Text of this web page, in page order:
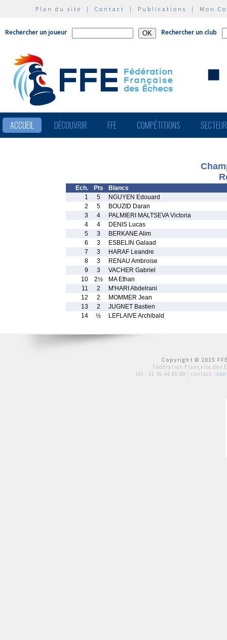
Plan du site | Contact | Publications | Mon
Rechercher un joueur Rechercher un club
ACCUEIL DÉCOUVRIR FFE COMPÉTITIONS
Ech. Pts
Blancs
1
5
NGUYEN Edouard
2
5
BOUZID Daran
3
4
PALMIERI MALTSEVA Victoria
4
4
DENIS Lucas
5
3
BERKANE Alim
6
3
ESBELIN Galaad
7
3
HARAF Leandre
8
3
RENAU Ambroise
9
3
VACHER Gabriel
10
2½
MA Ethan
11
2
M'HARI Abdelrani
12
2
MOMMER Jean
13
2
JUGNET Bastien
14
½ LEFLAIVE Archibald
Copyright © 2015
Fédération Française des
tél : 01 39 44 65 80 | contact :